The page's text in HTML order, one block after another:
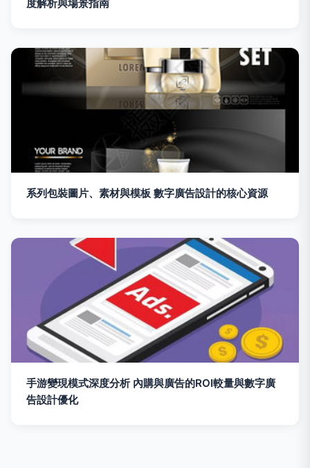
度解析與場景指南
系列包裝圖片、素材與模板 數字廣告設計的核心資源
手游變現模式深度分析 內購與廣告的ROI較量與數字廣
告設計優化